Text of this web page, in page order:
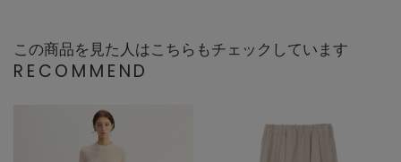
この商品を見た人はこちらもチェックしています
RECOMMEND